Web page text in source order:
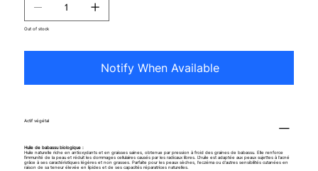
Out of stock
Notify When Available
Actif végétal
Huile de babassu biologique :
Huile naturelle riche en antioxydants et en graisses saines, obtenue par pression à froid des graines de babassu. Elle renforce
l'immunité de la peau et réduit les dommages cellulaires causés par les radicaux libres. L'huile est adaptée aux peaux sujettes à l'acné
grâce à ses caractéristiques légères et non grasses. Parfaite pour les peaux sèches, l'eczéma ou d'autres sensibilités cutanées en
raison de sa teneur élevée en lipides et de ses capacités réparatrices naturelles.